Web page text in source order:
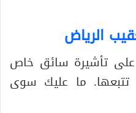
الرياض
تأشيرة سائق خاص
تتبعها. ما عليك سوى